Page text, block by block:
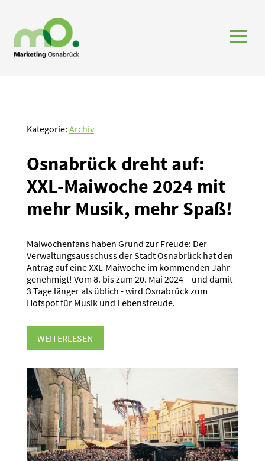
a
Kategorie: Archiv
Osnabrück dreht auf:
XXL-Maiwoche 2024 mit
mehr Musik, mehr Spaß!
Maiwochenfans haben Grund zur Freude: Der
Verwaltungsausschuss der Stadt Osnabrück hat den
Antrag auf eine XXL-Maiwoche im kommenden Jahr
genehmigt! Vom 8. bis zum 20. Mai 2024 – und damit
3 Tage länger als üblich - wird Osnabrück zum
Hotspot für Musik und Lebensfreude.
WEITERLESEN